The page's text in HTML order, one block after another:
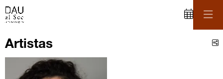
Artistas